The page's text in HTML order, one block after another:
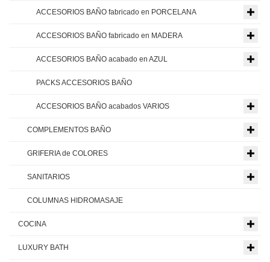
ACCESORIOS BAÑO fabricado en PORCELANA
ACCESORIOS BAÑO fabricado en MADERA
ACCESORIOS BAÑO acabado en AZUL
PACKS ACCESORIOS BAÑO
ACCESORIOS BAÑO acabados VARIOS
COMPLEMENTOS BAÑO
GRIFERIA de COLORES
SANITARIOS
COLUMNAS HIDROMASAJE
COCINA
LUXURY BATH